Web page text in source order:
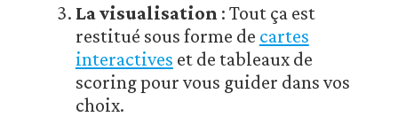
La visualisation : Tout ça est
restitué sous forme de cartes
interactives et de tableaux de
scoring pour vous guider dans vos
choix.